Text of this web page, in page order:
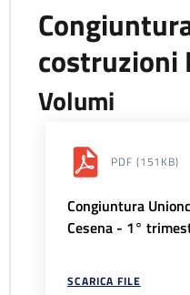
costruzioni
Volumi
PDF (151KB)
Congiuntura
Cesena - 1°
SCARICA FILE